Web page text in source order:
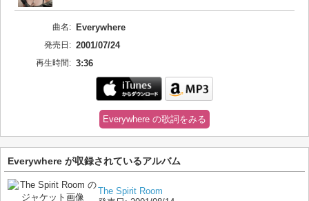
曲名: Everywhere
発売日: 2001/07/24
再生時間: 3:36
Everywhere の歌詞をみる
Everywhere が収録されているアルバム
The Spirit Room